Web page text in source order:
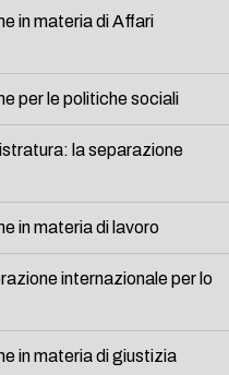
in materia di Affari
per le politiche sociali
la separazione
in materia di lavoro
internazionale per lo
in materia di giustizia